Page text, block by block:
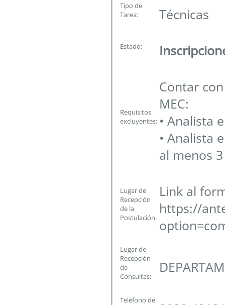
Tipo de
Tarea:
Técnicas
Estado:
Requisitos
excluyentes:
Contar
MEC:
• Analista
• Analista
al menos
Lugar de
Recepción
de la
Postulación:
Link al
https://
Lugar de
Recepción
de
Consultas:
Teléfono de